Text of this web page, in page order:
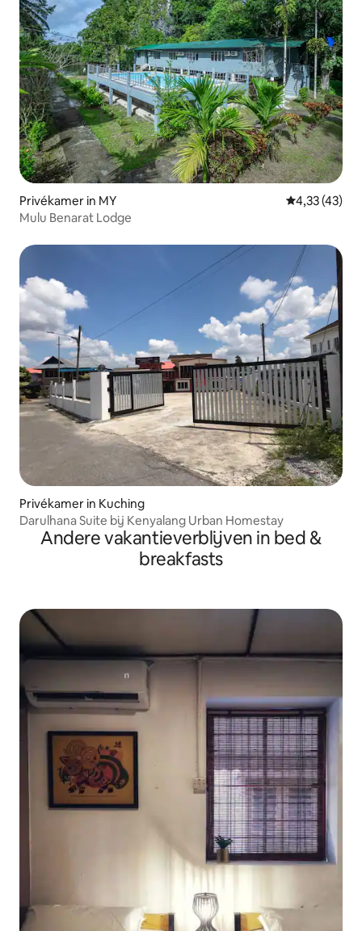
Privékamer in MY Gemiddelde
4,33 (43)
Mulu Benarat Lodge
Privékamer in Kuching
Darulhana Suite bij Kenyalang Urban Homestay
Andere vakantieverblijven in bed &
breakfasts